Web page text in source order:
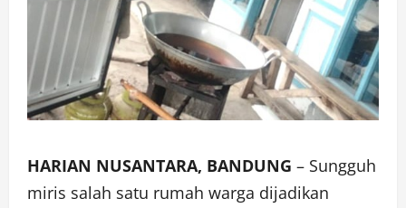
HARIAN NUSANTARA, BANDUNG – Sungguh
miris salah satu rumah warga dijadikan